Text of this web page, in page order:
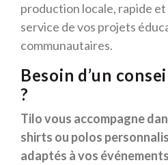
production locale, rapide et
service de vos projets
communautaires.
Besoin d’un
?
Tilo vous accompagne
shirts ou polos
adaptés à vos